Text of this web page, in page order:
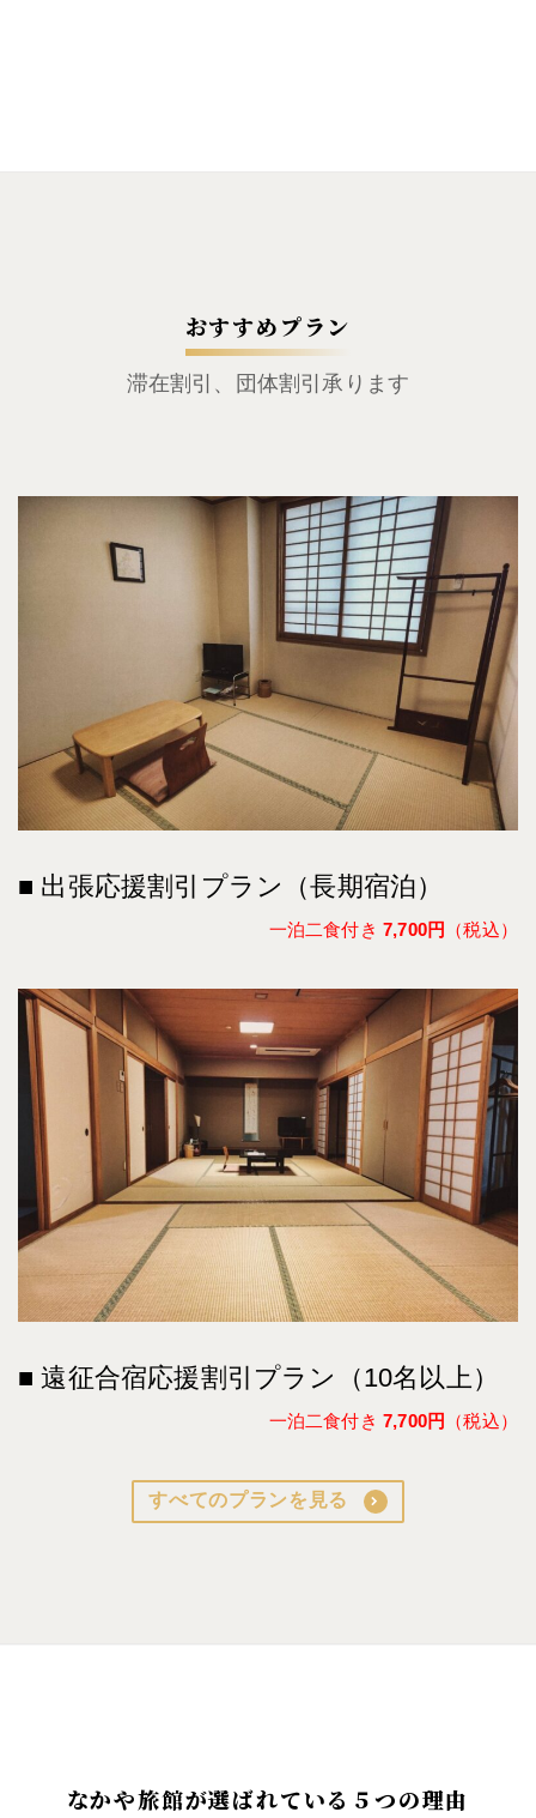
おすすめプラン
滞在割引、団体割引承ります
■ 出張応援割引プラン（長期宿泊）
一泊二食付き 7,700円 （税込）
■ 遠征合宿応援割引プラン（10名以上）
一泊二食付き 7,700円 （税込）
すべてのプランを見る
なかや旅館が選ばれている５つの理由